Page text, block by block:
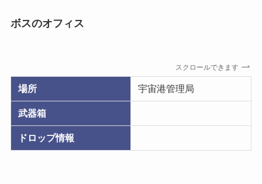
ボスのオフィス
スクロールできます
場所 宇宙港管理局
武器箱
ドロップ情報